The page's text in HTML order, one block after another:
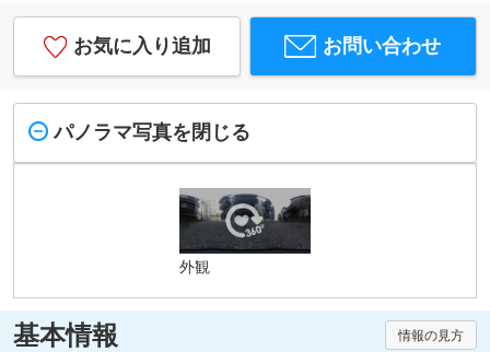
お気に入り追加 お問い合わせ
パノラマ写真を閉じる
外観
基本情報 情報の見方